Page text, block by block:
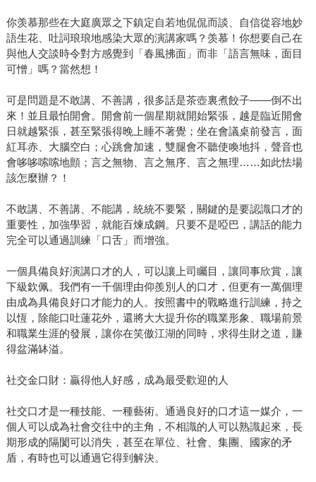
你羡慕那些在大庭廣眾之下鎮定自若地侃侃而談、自信從容地妙
語生花、吐詞琅琅地感染大眾的演講家嗎？羡慕！你想要自己在
與他人交談時令對方感覺到「春風拂面」而非「語言無味，面目
可憎」嗎？當然想！
可是問題是不敢講、不善講，很多話是茶壺裏煮餃子——倒不出
來！並且最怕開會。開會前一個星期就開始緊張，越是臨近開會
日就越緊張，甚至緊張得晚上睡不著覺；坐在會議桌前發言，面
紅耳赤、大腦空白；心跳會加速，雙腿會不聽使喚地抖，聲音也
會哆哆嗦嗦地顫；言之無物、言之無序、言之無理……如此怯場
該怎麼辦？！
不敢講、不善講、不能講，統統不要緊，關鍵的是要認識口才的
重要性，加強學習，就能百煉成鋼。只要不是啞巴，講話的能力
完全可以通過訓練「口舌」而增強。
一個具備良好演講口才的人，可以讓上司矚目，讓同事欣賞，讓
下級欽佩。我們有一千個理由仰羨別人的口才，但更有一萬個理
由成為具備良好口才能力的人。按照書中的戰略進行訓練，持之
以恆，除能口吐蓮花外，還將大大提升你的職業形象、職場前景
和職業生涯的發展，讓你在笑傲江湖的同時，求得生財之道，賺
得盆滿缽溢。
社交金口財：贏得他人好感，成為最受歡迎的人
社交口才是一種技能、一種藝術。通過良好的口才這一媒介，一
個人可以成為社會交往中的主角，不相識的人可以熟識起來，長
期形成的隔閡可以消失，甚至在單位、社會、集團、國家的矛
盾，有時也可以通過它得到解決。